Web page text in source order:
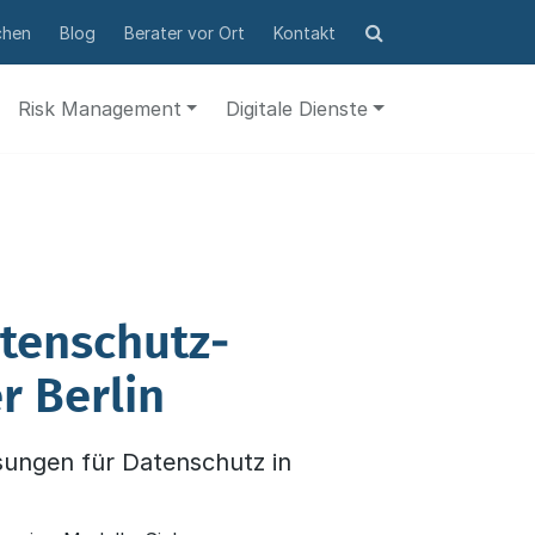
Blog Berater vor Ort Kontakt
öffnen
Risk Management Digitale Dienste
Berlin
für Datenschutz in